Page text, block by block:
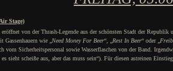
Stage)
von der Thrash-Legende aus der schönsten Stadt der
wie „ Need Money For Beer“, „ Rest In Beer“ oder „
vom Sicherheitspersonal sowie Wasserflaschen von der Band.
sieht scheiße aus, aber das muss sein“). Für diesen astreinen